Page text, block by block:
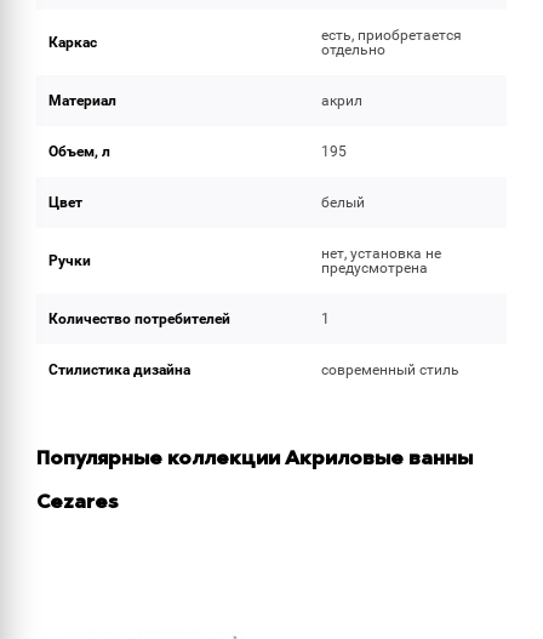
Каркас
есть, приобретается
отдельно
Материал акрил
Объем, л 195
Цвет белый
Ручки
нет, установка не
предусмотрена
Количество потребителей 1
Стилистика дизайна современный стиль
Популярные коллекции Акриловые ванны
Cezares